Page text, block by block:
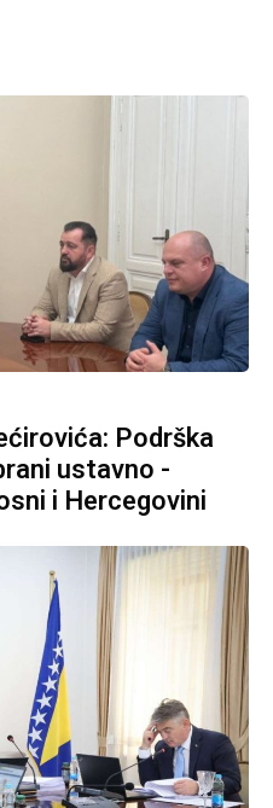
Podrška
ustavno -
i Hercegovini